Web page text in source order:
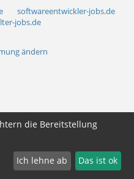
softwareentwickler-jobs.de
jobs.de
ändern
die Bereitstellung
Ich lehne ab Das ist ok